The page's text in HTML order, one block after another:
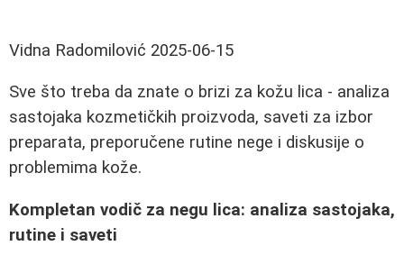
Vidna Radomilović 2025-06-15
Sve što treba da znate o brizi za kožu lica - analiza
sastojaka kozmetičkih proizvoda, saveti za izbor
preparata, preporučene rutine nege i diskusije o
problemima kože.
Kompletan vodič za negu lica: analiza sastojaka,
rutine i saveti